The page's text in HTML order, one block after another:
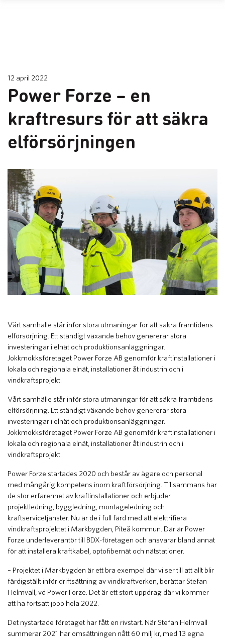
12 april 2022
Power Forze – en
kraftresurs för att säkra
elförsörjningen
Vårt samhälle står inför stora utmaningar för att säkra framtidens
elförsörjning. Ett ständigt växande behov genererar stora
investeringar i elnät och produktionsanläggningar.
Jokkmokksföretaget Power Forze AB genomför kraftinstallationer i
lokala och regionala elnät, installationer åt industrin och i
vindkraftsprojekt.
Vårt samhälle står inför stora utmaningar för att säkra framtidens
elförsörjning. Ett ständigt växande behov genererar stora
investeringar i elnät och produktionsanläggningar.
Jokkmokksföretaget Power Forze AB genomför kraftinstallationer i
lokala och regionala elnät, installationer åt industrin och i
vindkraftsprojekt.
Power Forze startades 2020 och består av ägare och personal
med mångårig kompetens inom kraftförsörjning. Tillsammans har
de stor erfarenhet av kraftinstallationer och erbjuder
projektledning, byggledning, montageledning och
kraftservicetjänster. Nu är de i full färd med att elektrifiera
vindkraftsprojektet i Markbygden, Piteå kommun. Där är Power
Forze underleverantör till BDX-företagen och ansvarar bland annat
för att installera kraftkabel, optofibernät och nätstationer.
– Projektet i Markbygden är ett bra exempel där vi ser till att allt blir
färdigställt inför driftsättning av vindkraftverken, berättar Stefan
Helmvall, vd Power Forze. Det är ett stort uppdrag där vi kommer
att ha fortsatt jobb hela 2022.
Det nystartade företaget har fått en rivstart. När Stefan Helmvall
summerar 2021 har omsättningen nått 60 milj kr, med 13 egna